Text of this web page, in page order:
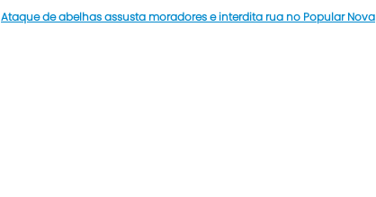
Ataque de abelhas assusta moradores e interdita rua no Popular Nova